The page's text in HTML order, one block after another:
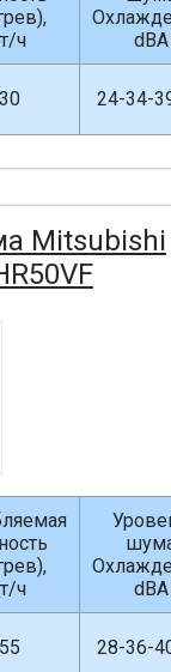
ч
dBA
24-34-
Mitsubishi
ч
dBA
28-36-